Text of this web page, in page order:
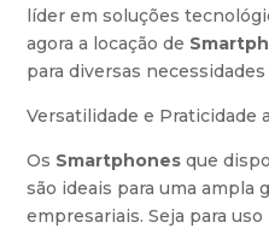
líder em soluções
agora a locação de
para diversas
Versatilidade e Praticidade
Os Smartphonesque
são ideais para uma ampla
empresariais. Seja para